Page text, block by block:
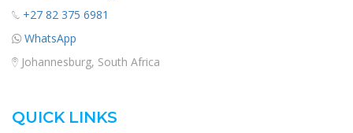
+27 82 375 6981
WhatsApp
Johannesburg, South Africa
QUICK LINKS